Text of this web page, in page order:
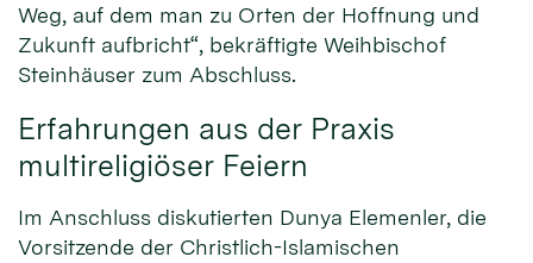
Weg, auf dem man zu Orten der Hoffnung und
Zukunft aufbricht“, bekräftigte Weihbischof
Steinhäuser zum Abschluss.
Erfahrungen aus der Praxis
multireligiöser Feiern
Im Anschluss diskutierten Dunya Elemenler, die
Vorsitzende der Christlich-Islamischen